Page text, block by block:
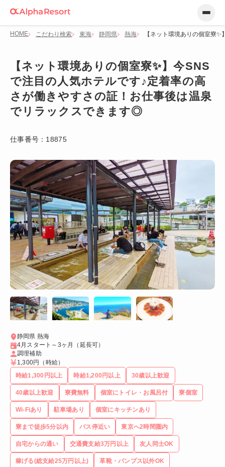
HOME こだわり検索 東海 静岡県 熱海 【ネット環境ありの個室寮
【ネット環境ありの個室寮✨】今SNS
で注目の人気ホテルです♪定着率の高
さが働きやすさの証！お仕事後は温泉
でリラックスできます◎
仕事番号： 18875
静岡県 熱海
4月スタート～3ヶ月（延長可）
調理補助
1,300円 （時給）
時給1,300円以上
時給1,200円以上 30歳以上歓迎
40歳以上歓迎 寮費無料 個室にトイレ・お風呂付 寮個室
Wi-Fiあり 駐車場あり 個室にキッチンあり
寮まで徒歩5分以内 バス停近い 東京へ2時間圏内
自宅からの通い 交通費支給3万円以上 友人同士OK
稼げる(総支給25万円以上) 革靴・パンプス以外OK